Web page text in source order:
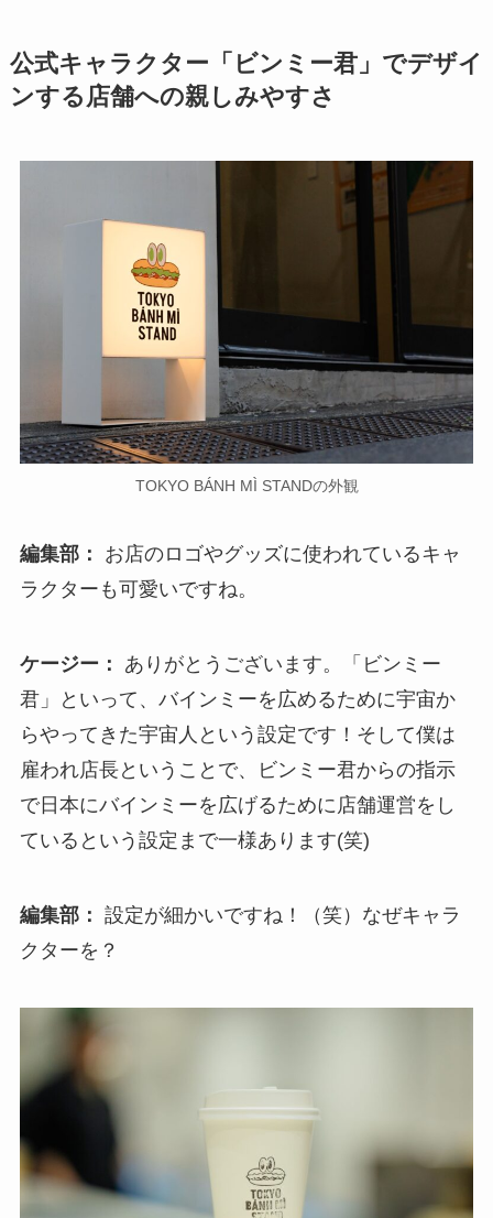
公式キャラクター「ビンミー君」でデザイ
ンする店舗への親しみやすさ
TOKYO BÁNH MÌ STANDの外観
編集部：
お店のロゴやグッズに使われているキャ
ラクターも可愛いですね。
ケージー：
ありがとうございます。「ビンミー
君」といって、バインミーを広めるために宇宙か
らやってきた宇宙人という設定です！そして僕は
雇われ店長ということで、ビンミー君からの指示
で日本にバインミーを広げるために店舗運営をし
ているという設定まで一様あります(笑)
編集部： 設定が細かいですね！（笑）なぜキャラ
クターを？